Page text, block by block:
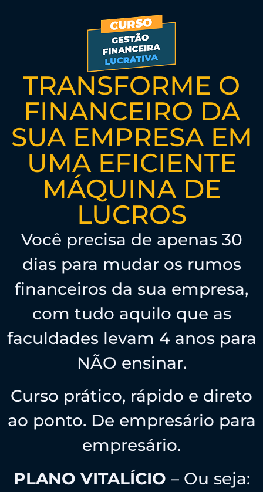
TRANSFORME O
FINANCEIRO DA
SUA EMPRESA EM
UMA EFICIENTE
MÁQUINA DE
LUCROS
Você precisa de apenas 30
dias para mudar os rumos
financeiros da sua empresa,
com tudo aquilo que as
faculdades levam 4 anos para
NÃO ensinar.
Curso prático, rápido e direto
ao ponto. De empresário para
empresário.
PLANO VITALÍCIO – Ou seja: